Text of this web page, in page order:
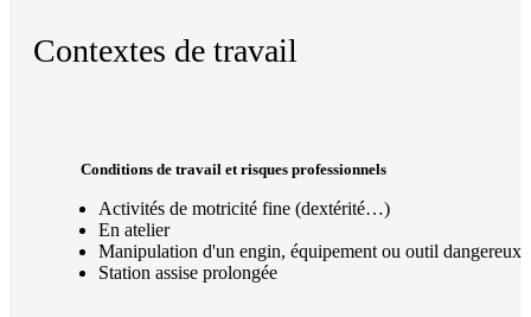
Contextes de travail
Conditions de travail et risques professionnels
Activités de motricité fine (dextérité…)
En atelier
Manipulation d'un engin, équipement ou outil dangereux
Station assise prolongée